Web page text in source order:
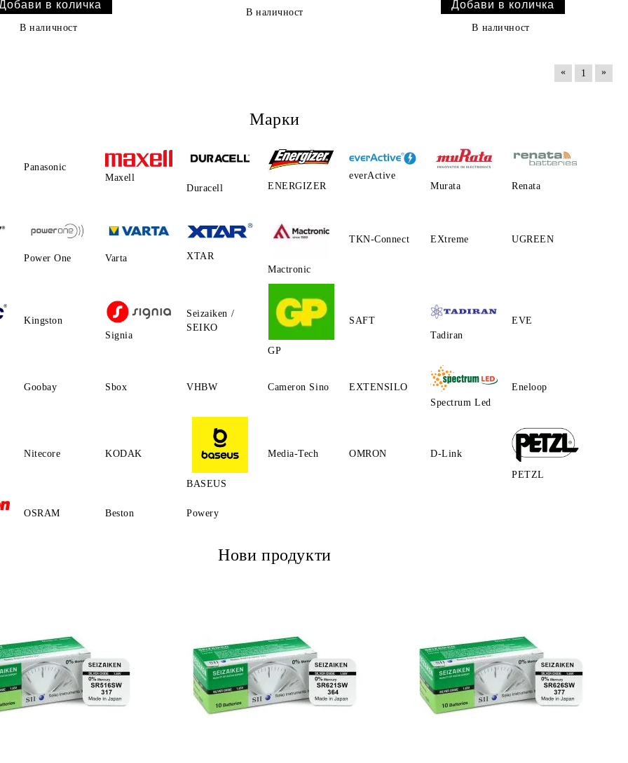
В наличност
В наличност
В наличност
« 1 »
Марки
Panasonic
Maxell
Duracell
ENERGIZER
everActive
Murata
Renata
Power One Varta
XTAR
Mactronic
TKN-Connect EXtreme UGREEN
Kingston
Signia
Seizaiken /
SEIKO
GP
SAFT
Tadiran
EVE
Goobay Sbox VHBW Cameron Sino
EXTENSILO
Spectrum Led
Eneloop
Nitecore KODAK
BASEUS
Media-Tech OMRON
D-Link
PETZL
OSRAM Beston Powery
Нови продукти